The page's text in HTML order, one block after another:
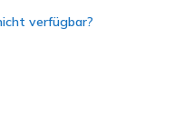
verfügbar?